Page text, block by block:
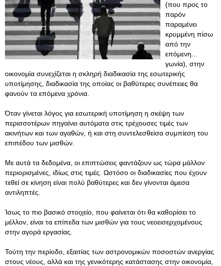
(που προς το
παρόν
παραμένει
κρυμμένη πίσω
από την
επόμενη...
γωνία), στην
οικονομία συνεχίζεται η σκληρή διαδικασία της εσωτερικής
υποτίμησης, διαδικασία της οποίας οι βαθύτερες συνέπειες θα
φανούν τα επόμενα χρόνια.
Όταν γίνεται λόγος για εσωτερική υποτίμηση η σκέψη των
περισσοτέρων πηγαίνει αυτόματα στις τρέχουσες τιμές των
ακινήτων και των αγαθών, ή και στη συντελεσθείσα συμπίεση του
επιπέδου των μισθών.
Με αυτά τα δεδομένα, οι επιπτώσεις φαντάζουν ως τώρα μάλλον
περιορισμένες, ιδίως στις τιμές. Ωστόσο οι διαδικασίες που έχουν
τεθεί σε κίνηση είναι πολύ βαθύτερες και δεν γίνονται άμεσα
αντιληπτές.
Ίσως το πιο βασικό στοιχείο, που φαίνεται ότι θα καθορίσει το
μέλλον, είναι τα επίπεδα των μισθών για τους νεοεισερχομένους
στην αγορά εργασίας.
Τούτη την περίοδο, εξαιτίας των αστρονομικών ποσοστών ανεργίας
στους νέους, αλλά και της γενικότερης κατάστασης στην οικονομία,